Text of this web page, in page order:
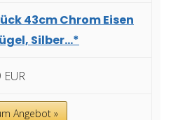
43cm Chrom Eisen
Silber...*
EUR
Angebot »